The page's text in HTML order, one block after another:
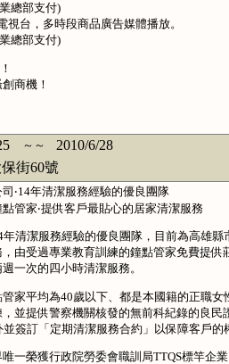
總部支付)
視台，多時段商品廣告媒體播放。
總部支付)
機！
～～
2010/6/28
街60號
‧14年清潔服務經驗的優良團隊
管家‧提供客戶最貼心的居家清潔服務
清潔服務經驗的優良團隊，目前為高雄
由受過專業教育訓練的鐘點管家免費提
一次的四小時清潔服務。
家平均為40歲以下、都是本國籍的正職
並提供警察機關核發的無前科紀錄的良
簽訂「定期清潔服務合約」以保障客戶的
一榮獲行政院勞委會職訓局TTQS標竿企